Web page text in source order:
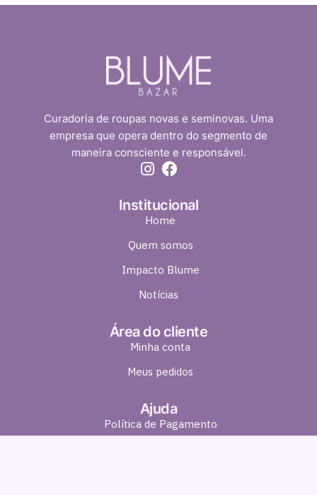
Curadoria de roupas novas e seminovas. Uma
empresa que opera dentro do segmento de
maneira consciente e responsável.
Institucional
Home
Quem somos
Impacto Blume
Notícias
Área do cliente
Minha conta
Meus pedidos
Ajuda
Política de Pagamento